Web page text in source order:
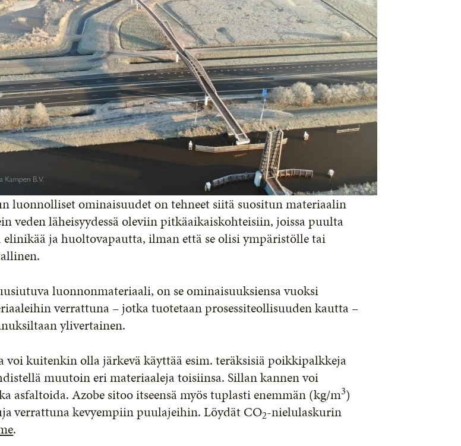
luonnolliset ominaisuudet on tehneet siitä suositun materiaalin
veden läheisyydessä oleviin pitkäaikaiskohteisiin, joissa puulta
ja huoltovapautta, ilman että se olisi ympäristölle tai
luonnonmateriaali, on se ominaisuuksiensa vuoksi
verrattuna – jotka tuotetaan prosessiteollisuuden kautta –
ylivertainen.
voi kuitenkin olla järkevä käyttää esim. teräksisiä poikkipalkkeja
muutoin eri materiaaleja toisiinsa. Sillan kannen voi
asfaltoida. Azobe sitoo itseensä myös tuplasti enemmän (kg/m3)
verrattuna kevyempiin puulajeihin. Löydät CO2-nielulaskurin
.